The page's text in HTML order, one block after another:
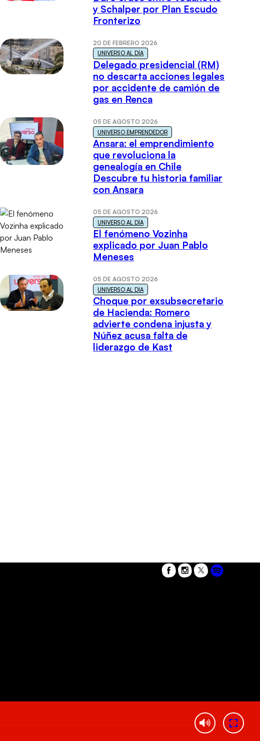
y Schalper por Plan Escudo
Fronterizo
20 DE FEBRERO 2026
UNIVERSO AL DÍA
Delegado presidencial (RM)
no descarta acciones legales
por accidente de camión de
gas en Renca
05 DE AGOSTO 2026
UNIVERSO EMPRENDEDOR
Ansara: el emprendimiento
que revoluciona la
genealogía en Chile
Descubre tu historia familiar
con Ansara
05 DE AGOSTO 2026
UNIVERSO AL DÍA
El fenómeno Vozinha
explicado por Juan Pablo
Meneses
05 DE AGOSTO 2026
UNIVERSO AL DÍA
Choque por exsubsecretario
de Hacienda: Romero
advierte condena injusta y
Núñez acusa falta de
liderazgo de Kast